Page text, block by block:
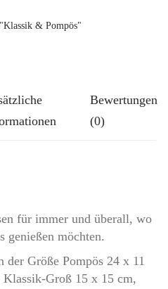
& Pompös"
Bewertungen
(0)
für immer und überall, wo
genießen möchten.
der Größe Pompös 24 x 11
Groß 15 x 15 cm,